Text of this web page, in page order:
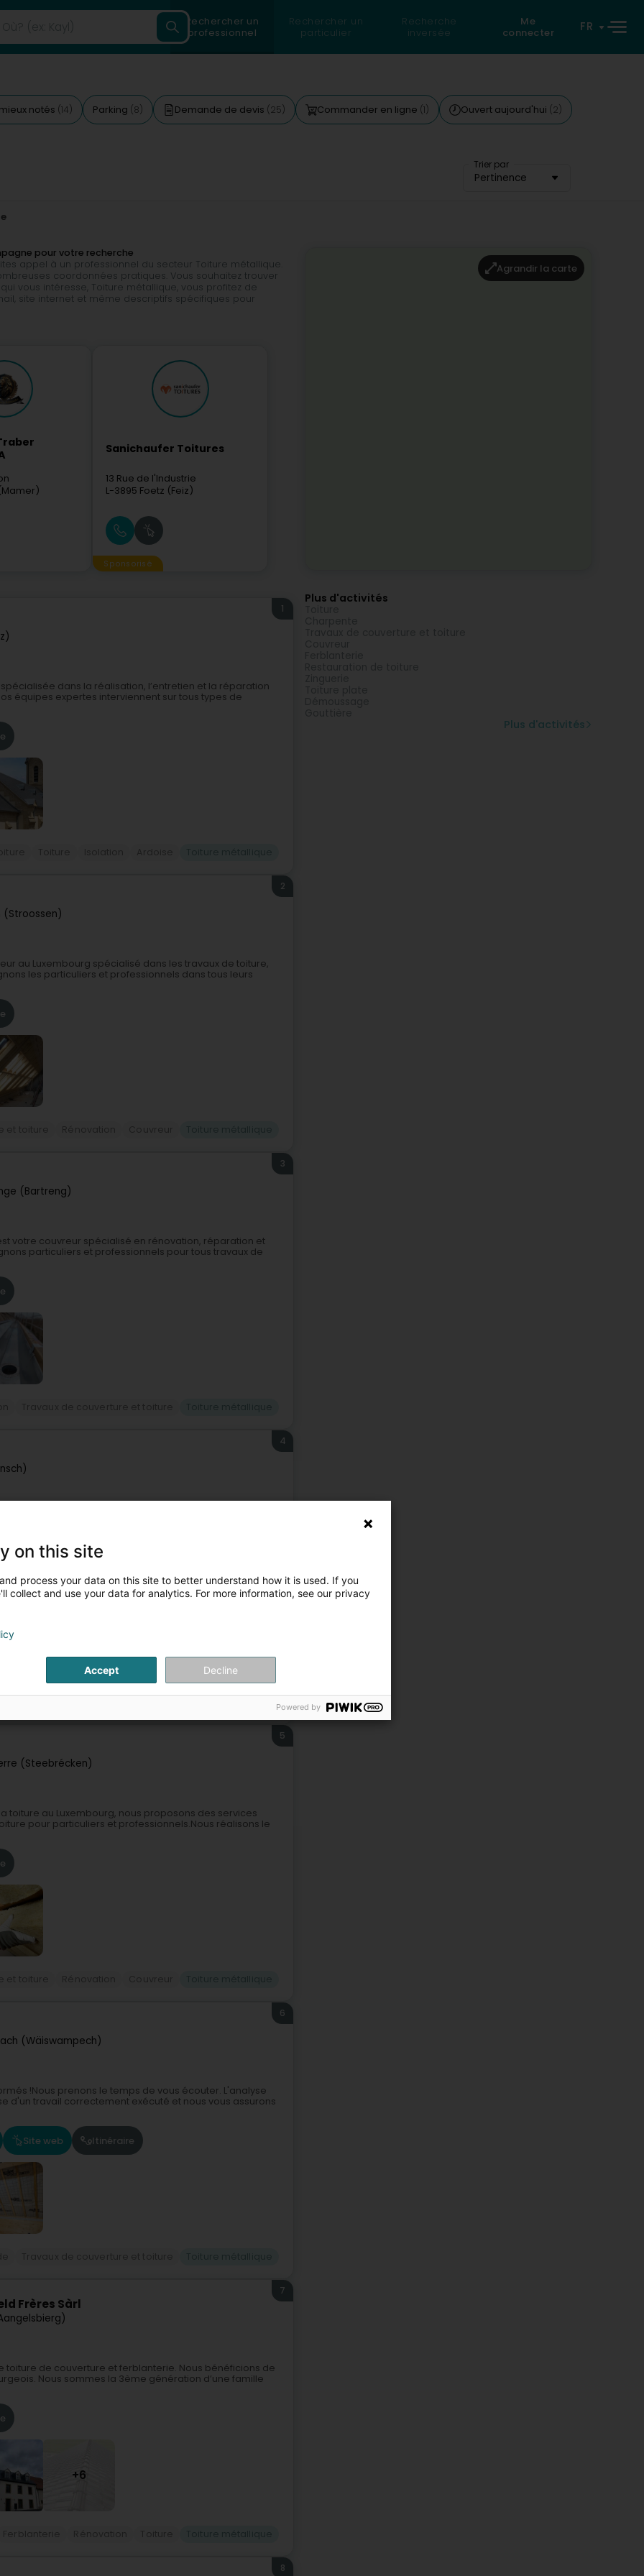
Rechercher un
professionnel
Rechercher un
particulier
Recherche
inversée
Me
connecter
FR
notés (14) Parking (8) Demande de devis (25) Commander en ligne (1) Ouvert aujourd'hui (2)
Trier par
Pertinence
pour votre recherche
appel à un professionnel du secteur Toiture métallique.
coordonnées pratiques. Vous souhaitez trouver
vous intéresse, Toiture métallique, vous profitez de
site internet et même descriptifs spécifiques pour
Sanichaufer Toitures
13 Rue de l'Industrie
L-3895 Foetz (Feiz)
Sponsorisé
1
dans la réalisation, l’entretien et la réparation
équipes expertes interviennent sur tous types de
(Stroossen)
2
au Luxembourg spécialisé dans les travaux de toiture,
les particuliers et professionnels dans tous leurs
(Bartreng)
3
votre couvreur spécialisé en rénovation, réparation et
particuliers et professionnels pour tous travaux de
4
spécialiste local du ramonage, de l’entretien de conduits
que des réparations et dépannages sur demande,
Cheminée, poêle Ramonage
Couverture et toiture
(Steebrécken)
5
toiture au Luxembourg, nous proposons des services
pour particuliers et professionnels.Nous réalisons le
(Wäiswampech)
6
!Nous prenons le temps de vous écouter. L'analyse
d'un travail correctement exécuté et nous vous assurons
Site web Itinéraire
Frères Sàrl
7
de couverture et ferblanterie. Nous bénéficions de
Nous sommes la 3ème génération d’une famille
+6
8
Agrandir la carte
Plus d'activités
Plus d'activités
on this site
process your data on this site to better understand how it is used. If you
collect and use your data for analytics. For more information, see our privacy
Accept Decline
Powered by